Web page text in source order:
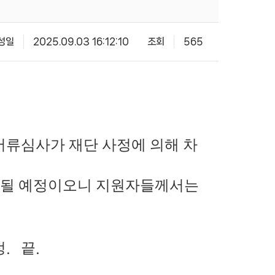
일 2025.09.03 16:12:10 조회 565
류심사가 재단 사정에 의해 차
예정이오니 지원자들께서는
. 끝.